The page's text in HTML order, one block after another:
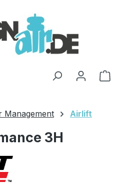
Management Airlift
3H